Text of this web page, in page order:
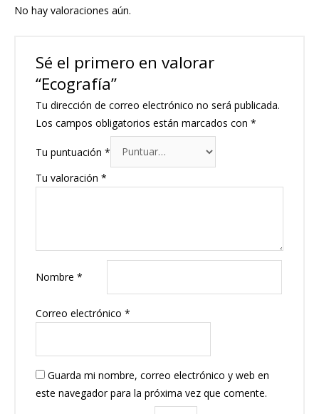
No hay valoraciones aún.
Sé el primero en valorar
“Ecografía”
Tu dirección de correo electrónico no será publicada.
Los campos obligatorios están marcados con *
Tu puntuación *
Tu valoración *
Nombre *
Correo electrónico *
Guarda mi nombre, correo electrónico y web en
este navegador para la próxima vez que comente.